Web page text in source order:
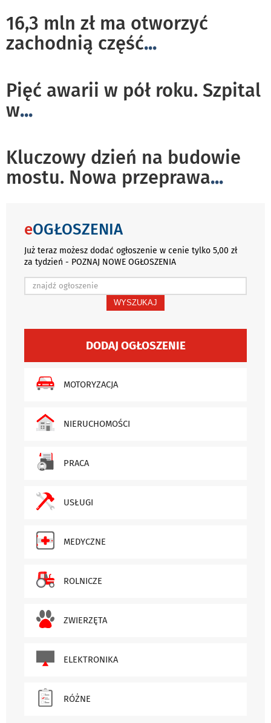
16,3 mln zł ma otworzyć
zachodnią część...
Pięć awarii w pół roku. Szpital
w...
Kluczowy dzień na budowie
mostu. Nowa przeprawa...
eOGŁOSZENIA
Już teraz możesz dodać ogłoszenie w cenie tylko 5,00 zł
za tydzień - POZNAJ NOWE OGŁOSZENIA
WYSZUKAJ
DODAJ OGŁOSZENIE
MOTORYZACJA
NIERUCHOMOŚCI
PRACA
USŁUGI
MEDYCZNE
ROLNICZE
ZWIERZĘTA
ELEKTRONIKA
RÓŻNE